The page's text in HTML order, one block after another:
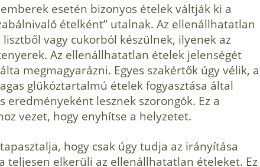
esetén bizonyos ételek váltják ki a
ételként” utalnak. Az ellenállhatatlan
vagy cukorból készülnek, ilyenek az
Az ellenállhatatlan ételek jelenségét
megmagyarázni. Egyes szakértők úgy vélik, a
glükóztartalmú ételek fogyasztása által
lesznek szorongók. Ez a
vezet, hogy enyhítse a helyzetet.
tapasztalja, hogy csak úgy tudja az irányítása
teljesen elkerüli az ellenállhatatlan ételeket. Ez